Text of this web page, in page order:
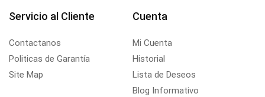
Servicio al Cliente
Contactanos
Politicas de Garantía
Site Map
Cuenta
Mi Cuenta
Historial
Lista de Deseos
Blog Informativo